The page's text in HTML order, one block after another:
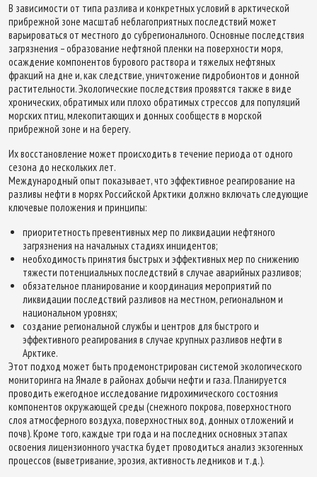
В зависимости от типа разлива и конкретных условий в арктической
прибрежной зоне масштаб неблагоприятных последствий может
варьироваться от местного до субрегионального. Основные последствия
загрязнения – образование нефтяной пленки на поверхности моря,
осаждение компонентов бурового раствора и тяжелых нефтяных
фракций на дне и, как следствие, уничтожение гидробионтов и донной
растительности. Экологические последствия проявятся также в виде
хронических, обратимых или плохо обратимых стрессов для популяций
морских птиц, млекопитающих и донных сообществ в морской
прибрежной зоне и на берегу.
Их восстановление может происходить в течение периода от одного
сезона до нескольких лет.
Международный опыт показывает, что эффективное реагирование на
разливы нефти в морях Российской Арктики должно включать следующие
ключевые положения и принципы:
приоритетность превентивных мер по ликвидации нефтяного
загрязнения на начальных стадиях инцидентов;
необходимость принятия быстрых и эффективных мер по снижению
тяжести потенциальных последствий в случае аварийных разливов;
обязательное планирование и координация мероприятий по
ликвидации последствий разливов на местном, региональном и
национальном уровнях;
создание региональной службы и центров для быстрого и
эффективного реагирования в случае крупных разливов нефти в
Арктике.
Этот подход может быть продемонстрирован системой экологического
мониторинга на Ямале в районах добычи нефти и газа. Планируется
проводить ежегодное исследование гидрохимического состояния
компонентов окружающей среды (снежного покрова, поверхностного
слоя атмосферного воздуха, поверхностных вод, донных отложений и
почв). Кроме того, каждые три года и на последних основных этапах
освоения лицензионного участка будет проводиться анализ экзогенных
процессов (выветривание, эрозия, активность ледников и т.д.).